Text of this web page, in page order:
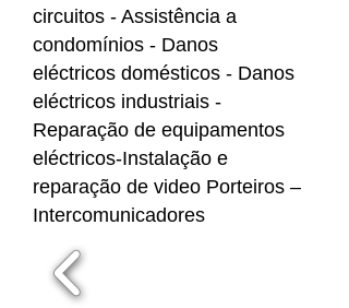
circuitos - Assistência a
condomínios - Danos
eléctricos domésticos - Danos
eléctricos industriais -
Reparação de equipamentos
eléctricos-Instalação e
reparação de video Porteiros –
Intercomunicadores